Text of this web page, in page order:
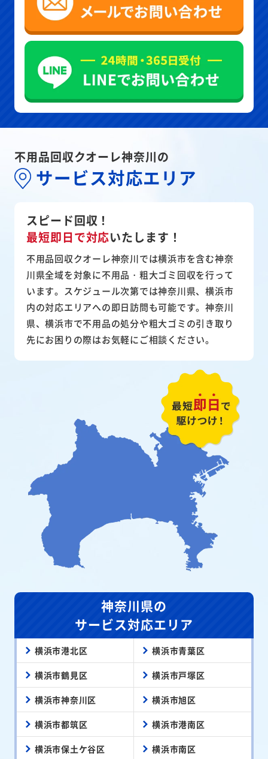
不用品回収クオーレ神奈川の
サービス対応エリア
スピード回収！
最短即日で対応いたします！
不用品回収クオーレ神奈川では横浜市を含む神奈
川県全域を対象に不用品・粗大ゴミ回収を行って
います。スケジュール次第では神奈川県、横浜市
内の対応エリアへの即日訪問も可能です。神奈川
県、横浜市で不用品の処分や粗大ゴミの引き取り
先にお困りの際はお気軽にご相談ください。
神奈川県の
サービス対応エリア
横浜市港北区 横浜市青葉区
横浜市鶴見区 横浜市戸塚区
横浜市神奈川区 横浜市旭区
横浜市都筑区 横浜市港南区
横浜市保土ケ谷区 横浜市南区